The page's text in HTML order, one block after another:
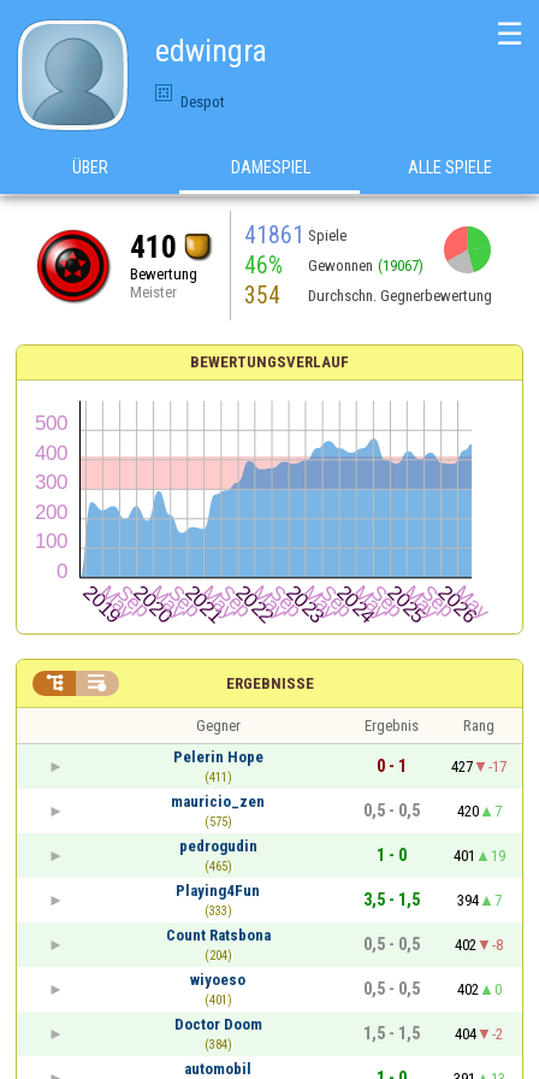
edwingra
Despot
☰
ÜBER DAMESPIEL ALLE SPIELE
410
Bewertung
Meister
41861 Spiele
46% Gewonnen (19067)
354 Durchschn. Gegnerbewertung
BEWERTUNGSVERLAUF
ERGEBNISSE
 
Gegner Ergebnis
Rang
Pelerin Hope
(411)
0 - 1 427
-17
mauricio_zen
(575)
0,5 - 0,5 420
7
pedrogudin
(465)
1 - 0 401
19
Playing4Fun
(333)
3,5 - 1,5 394
7
Count Ratsbona
(204)
0,5 - 0,5 402
-8
wiyoeso
(401)
0,5 - 0,5 402
0
Doctor Doom
(384)
1,5 - 1,5 404
-2
automobil